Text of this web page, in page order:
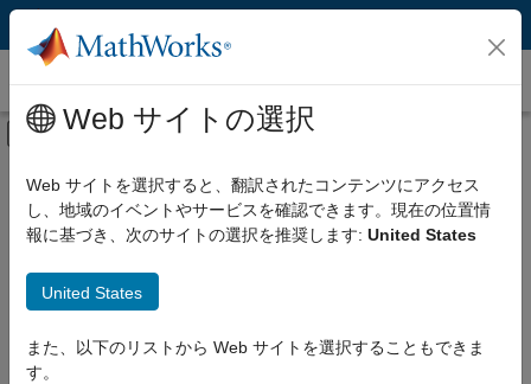
コンテンツへスキップ
検索
オフキャンバス ナビゲーション メ
リソース
Web サイトの選択
Web サイトを選択すると、翻訳されたコンテンツにアクセス
し、地域のイベントやサービスを確認できます。現在の位置情
報に基づき、次のサイトの選択を推奨します: United States
United States
また、以下のリストから Web サイトを選択することもできま
す。